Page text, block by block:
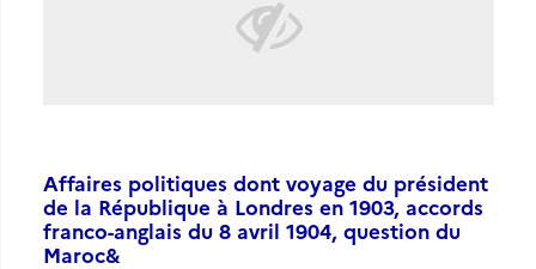
Affaires politiques dont voyage du président
de la République à Londres en 1903, accords
franco-anglais du 8 avril 1904, question du
Maroc&